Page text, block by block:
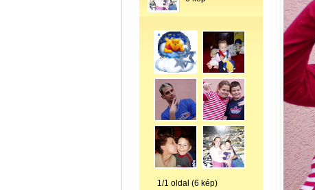
1/1 oldal (6 kép)